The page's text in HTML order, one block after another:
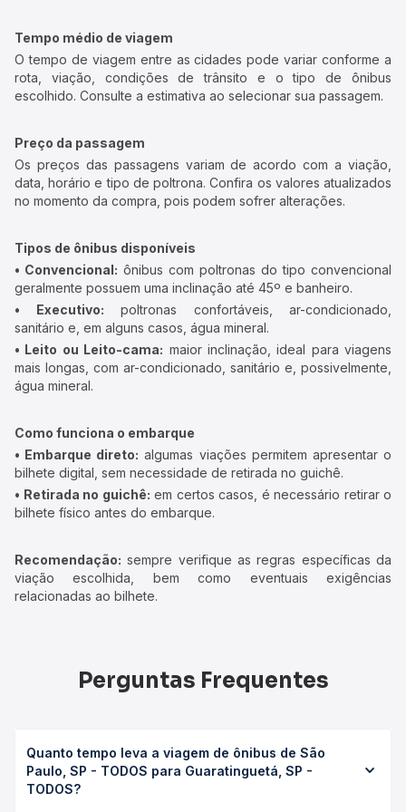
Tempo médio de viagem
O tempo de viagem entre as cidades pode variar conforme a
rota, viação, condições de trânsito e o tipo de ônibus
escolhido. Consulte a estimativa ao selecionar sua passagem.
Preço da passagem
Os preços das passagens variam de acordo com a viação,
data, horário e tipo de poltrona. Confira os valores atualizados
no momento da compra, pois podem sofrer alterações.
Tipos de ônibus disponíveis
• Convencional: ônibus com poltronas do tipo convencional
geralmente possuem uma inclinação até 45º e banheiro.
• Executivo: poltronas confortáveis, ar-condicionado,
sanitário e, em alguns casos, água mineral.
• Leito ou Leito-cama: maior inclinação, ideal para viagens
mais longas, com ar-condicionado, sanitário e, possivelmente,
água mineral.
Como funciona o embarque
• Embarque direto: algumas viações permitem apresentar o
bilhete digital, sem necessidade de retirada no guichê.
• Retirada no guichê: em certos casos, é necessário retirar o
bilhete físico antes do embarque.
Recomendação: sempre verifique as regras específicas da
viação escolhida, bem como eventuais exigências
relacionadas ao bilhete.
Perguntas Frequentes
Quanto tempo leva a viagem de ônibus de São
Paulo, SP - TODOS para Guaratinguetá, SP -
TODOS?